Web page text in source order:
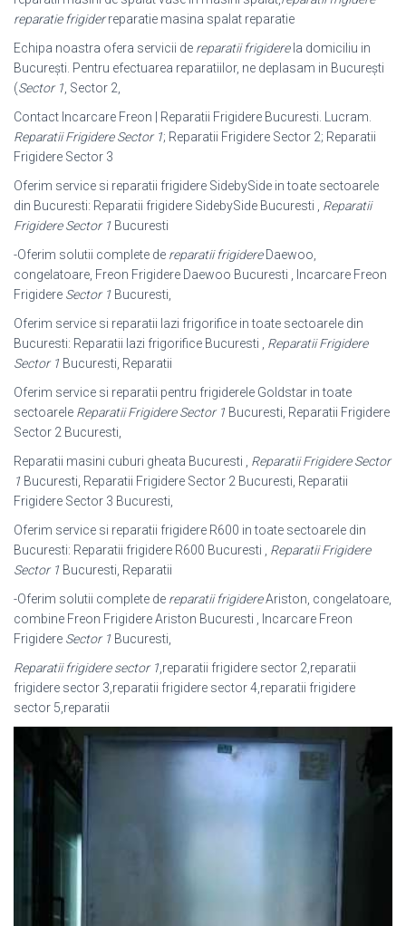
reparatie frigiderreparatie masina spalat reparatie
Echipa noastra ofera servicii de reparatii frigiderela domiciliu in
București. Pentru efectuarea reparatiilor, ne deplasam in București
(Sector 1, Sector 2,
Contact Incarcare Freon | Reparatii Frigidere Bucuresti. Lucram.
Reparatii Frigidere Sector 1; Reparatii Frigidere Sector 2; Reparatii
Frigidere Sector 3
Oferim service si reparatii frigidere SidebySide in toate sectoarele
din Bucuresti: Reparatii frigidere SidebySide Bucuresti , Reparatii
Frigidere Sector 1 Bucuresti
-Oferim solutii complete de reparatii frigidereDaewoo,
congelatoare, Freon Frigidere Daewoo Bucuresti , Incarcare Freon
Frigidere Sector 1 Bucuresti,
Oferim service si reparatii lazi frigorifice in toate sectoarele din
Bucuresti: Reparatii lazi frigorifice Bucuresti , Reparatii Frigidere
Sector 1 Bucuresti, Reparatii
Oferim service si reparatii pentru frigiderele Goldstar in toate
sectoarele Reparatii Frigidere Sector 1 Bucuresti, Reparatii Frigidere
Sector 2 Bucuresti,
Reparatii masini cuburi gheata Bucuresti , Reparatii Frigidere Sector
1 Bucuresti, Reparatii Frigidere Sector 2 Bucuresti, Reparatii
Frigidere Sector 3 Bucuresti,
Oferim service si reparatii frigidere R600 in toate sectoarele din
Bucuresti: Reparatii frigidere R600 Bucuresti , Reparatii Frigidere
Sector 1 Bucuresti, Reparatii
-Oferim solutii complete de reparatii frigidereAriston, congelatoare,
combine Freon Frigidere Ariston Bucuresti , Incarcare Freon
Frigidere Sector 1 Bucuresti,
Reparatii frigidere sector 1,reparatii frigidere sector 2,reparatii
frigidere sector 3,reparatii frigidere sector 4,reparatii frigidere
sector 5,reparatii